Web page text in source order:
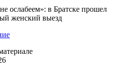
ослабеем»: в Братске прошел
женский выезд